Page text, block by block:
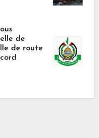
de
de route